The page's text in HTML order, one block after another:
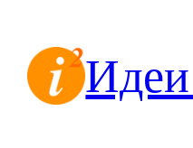
содержимому